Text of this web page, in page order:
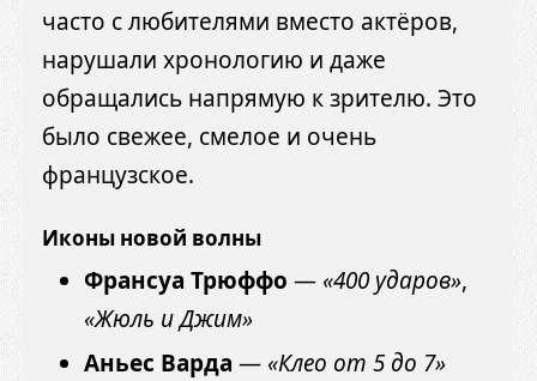
часто с любителями вместо актёров,
нарушали хронологию и даже
обращались напрямую к зрителю. Это
было свежее, смелое и очень
французское.
Иконы новой волны
Франсуа Трюффо — «400 ударов»,
«Жюль и Джим»
Аньес Варда — «Клео от 5 до 7»